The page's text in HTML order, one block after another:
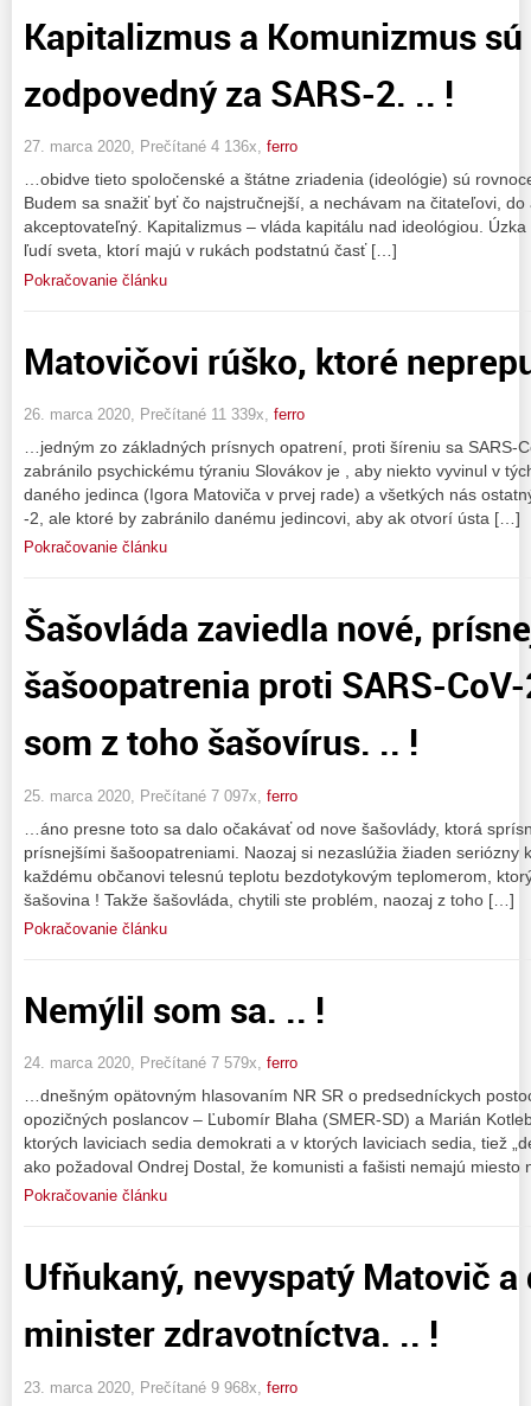
Kapitalizmus a Komunizmus
zodpovedný za SARS-2. .. !
27. marca 2020, Prečítané 4 136x, ferro
…obidve tieto spoločenské a štátne zriadenia (ideológie) sú
Budem sa snažiť byť čo najstručnejší, a nechávam na čitateľovi,
akceptovateľný. Kapitalizmus – vláda kapitálu nad ideológiou.
ľudí sveta, ktorí majú v rukách podstatnú časť […]
Pokračovanie článku
Matovičovi rúško, ktoré
26. marca 2020, Prečítané 11 339x, ferro
…jedným zo základných prísnych opatrení, proti šíreniu sa SARS-
zabránilo psychickému týraniu Slovákov je , aby niekto vyvinul v
daného jedinca (Igora Matoviča v prvej rade) a všetkých nás
-2, ale ktoré by zabránilo danému jedincovi, aby ak otvorí ústa […]
Pokračovanie článku
Šašovláda zaviedla nové,
šašoopatrenia proti SARS-
som z toho šašovírus. .. !
25. marca 2020, Prečítané 7 097x, ferro
…áno presne toto sa dalo očakávať od nove šašovlády, ktorá
prísnejšími šašoopatreniami. Naozaj si nezaslúžia žiaden seriózny
každému občanovi telesnú teplotu bezdotykovým teplomerom,
šašovina ! Takže šašovláda, chytili ste problém, naozaj z toho […]
Pokračovanie článku
Nemýlil som sa. .. !
24. marca 2020, Prečítané 7 579x, ferro
…dnešným opätovným hlasovaním NR SR o predsedníckych
opozičných poslancov – Ľubomír Blaha (SMER-SD) a Marián
ktorých laviciach sedia demokrati a v ktorých laviciach sedia, tiež
ako požadoval Ondrej Dostal, že komunisti a fašisti nemajú
Pokračovanie článku
Ufňukaný, nevyspatý Matovič
minister zdravotníctva. .. !
23. marca 2020, Prečítané 9 968x, ferro